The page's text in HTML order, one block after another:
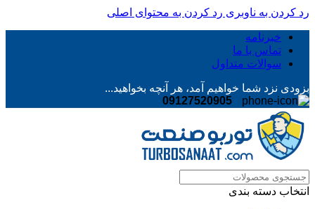
رد کردن به ناوبری رد کردن به محتوای اصلی
خبرنامه
تماس با ما
سوالات متداول
بزودی نزد شما خواهیم آمد، هر آنچه بخواهید...
09127520905
انتخاب دسته بندی